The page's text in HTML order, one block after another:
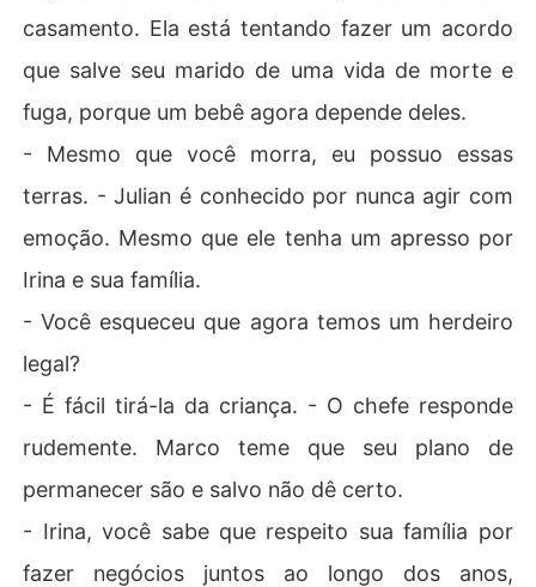
casamento. Ela está tentando fazer um acordo
que salve seu marido de uma vida de morte e
fuga, porque um bebê agora depende deles.
- Mesmo que você morra, eu possuo essas
terras. - Julian é conhecido por nunca agir com
emoção. Mesmo que ele tenha um apresso por
Irina e sua família.
- Você esqueceu que agora temos um herdeiro
legal?
- É fácil tirá-la da criança. - O chefe responde
rudemente. Marco teme que seu plano de
permanecer são e salvo não dê certo.
- Irina, você sabe que respeito sua família por
fazer negócios juntos ao longo dos anos,